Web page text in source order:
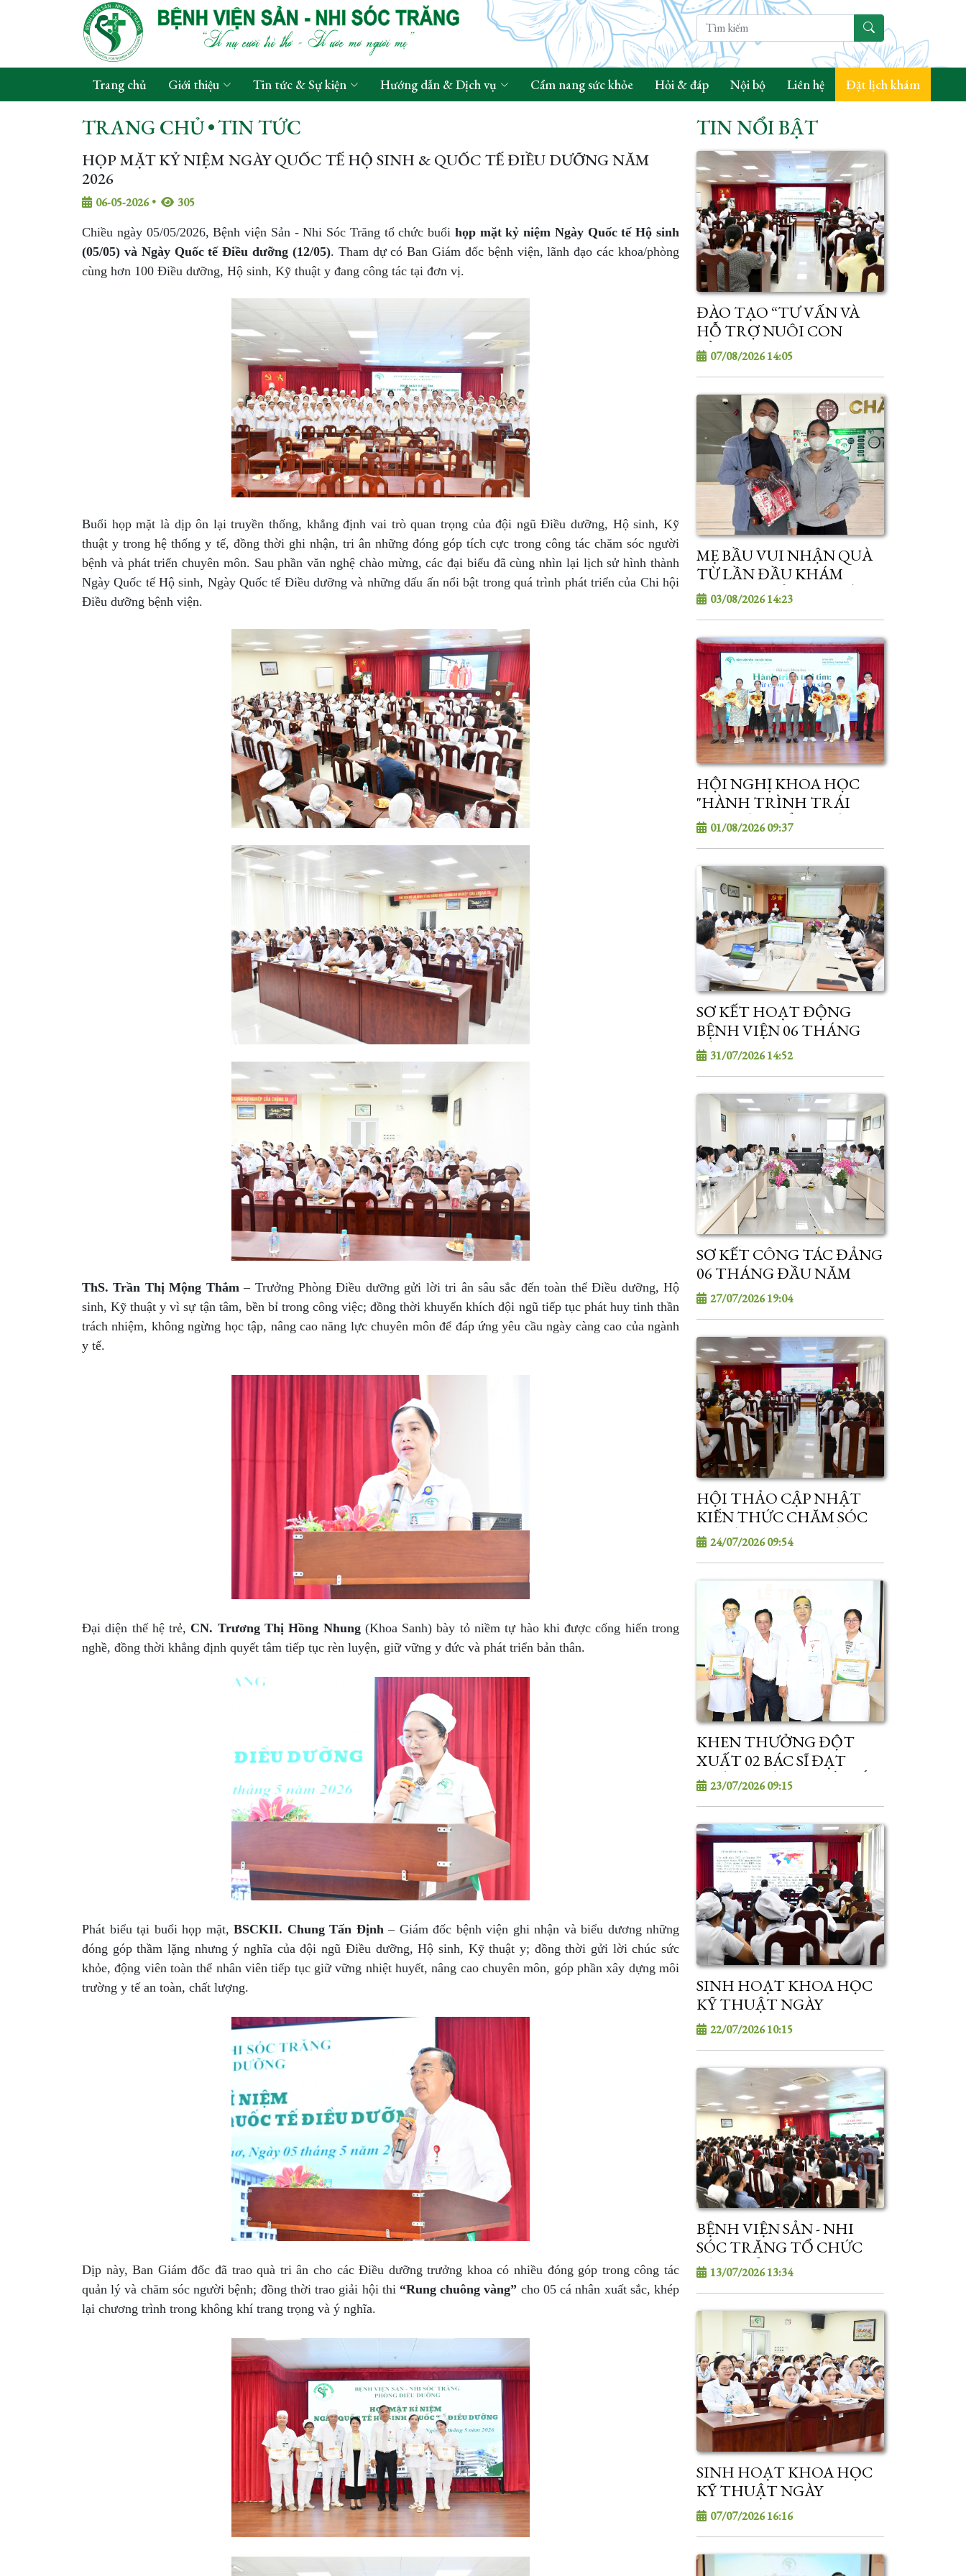
Trang chủ Giới thiệu Tin tức & Sự kiện Hướng dẫn & Dịch vụ Cẩm nang sức khỏe Hỏi & đáp Nội bộ Liên hệ Đặt lịch khám
TRANG CHỦ•TIN TỨC
HỌP MẶT KỶ NIỆM NGÀY QUỐC TẾ HỘ SINH & QUỐC TẾ ĐIỀU DƯỠNG NĂM
2026
06-05-2026 • 305
Chiều ngày 05/05/2026, Bệnh viện Sản - Nhi Sóc Trăng tổ chức buổi họp mặt kỷ niệm Ngày Quốc tế Hộ sinh
(05/05) và Ngày Quốc tế Điều dưỡng (12/05). Tham dự có Ban Giám đốc bệnh viện, lãnh đạo các khoa/phòng
cùng hơn 100 Điều dưỡng, Hộ sinh, Kỹ thuật y đang công tác tại đơn vị.
Buổi họp mặt là dịp ôn lại truyền thống, khẳng định vai trò quan trọng của đội ngũ Điều dưỡng, Hộ sinh, Kỹ
thuật y trong hệ thống y tế, đồng thời ghi nhận, tri ân những đóng góp tích cực trong công tác chăm sóc người
bệnh và phát triển chuyên môn. Sau phần văn nghệ chào mừng, các đại biểu đã cùng nhìn lại lịch sử hình thành
Ngày Quốc tế Hộ sinh, Ngày Quốc tế Điều dưỡng và những dấu ấn nổi bật trong quá trình phát triển của Chi hội
Điều dưỡng bệnh viện.
ThS. Trần Thị Mộng Thắm– Trưởng Phòng Điều dưỡng gửi lời tri ân sâu sắc đến toàn thể Điều dưỡng, Hộ
sinh, Kỹ thuật y vì sự tận tâm, bền bỉ trong công việc; đồng thời khuyến khích đội ngũ tiếp tục phát huy tinh thần
trách nhiệm, không ngừng học tập, nâng cao năng lực chuyên môn để đáp ứng yêu cầu ngày càng cao của ngành
y tế.
Đại diện thế hệ trẻ, CN. Trương Thị Hồng Nhung (Khoa Sanh) bày tỏ niềm tự hào khi được cống hiến trong
nghề, đồng thời khẳng định quyết tâm tiếp tục rèn luyện, giữ vững y đức và phát triển bản thân.
Phát biểu tại buổi họp mặt, BSCKII. Chung Tấn Định– Giám đốc bệnh viện ghi nhận và biểu dương những
đóng góp thầm lặng nhưng ý nghĩa của đội ngũ Điều dưỡng, Hộ sinh, Kỹ thuật y; đồng thời gửi lời chúc sức
khỏe, động viên toàn thể nhân viên tiếp tục giữ vững nhiệt huyết, nâng cao chuyên môn, góp phần xây dựng môi
trường y tế an toàn, chất lượng.
Dịp này, Ban Giám đốc đã trao quà tri ân cho các Điều dưỡng trưởng khoa có nhiều đóng góp trong công tác
quản lý và chăm sóc người bệnh; đồng thời trao giải hội thi “Rung chuông vàng” cho 05 cá nhân xuất sắc, khép
lại chương trình trong không khí trang trọng và ý nghĩa.
TIN NỔI BẬT
ĐÀO TẠO “TƯ VẤN VÀ
HỖ TRỢ NUÔI CON
BẰNG SỮA MẸ” CHO
NHÂN VIÊN Y TẾ
07/08/2026 14:05
MẸ BẦU VUI NHẬN QUÀ
TỪ LẦN ĐẦU KHÁM
THAI TẠI SẢN NHI SÓC
TRĂNG
03/08/2026 14:23
HỘI NGHỊ KHOA HỌC
"HÀNH TRÌNH TRÁI
TIM: TỪ CHẨN ĐOÁN
TIỀN SẢN ĐẾN ỔN ĐỊNH
SƠ SINH"
01/08/2026 09:37
SƠ KẾT HOẠT ĐỘNG
BỆNH VIỆN 06 THÁNG
ĐẦU NĂM 2026
31/07/2026 14:52
SƠ KẾT CÔNG TÁC ĐẢNG
06 THÁNG ĐẦU NĂM
2026
27/07/2026 19:04
HỘI THẢO CẬP NHẬT
KIẾN THỨC CHĂM SÓC
NGƯỜI BỆNH - THÁNG
07/2026
24/07/2026 09:54
KHEN THƯỞNG ĐỘT
XUẤT 02 BÁC SĨ ĐẠT
THÀNH TÍCH XUẤT SẮC
TRONG KỲ TUYỂN SINH
23/07/2026 09:15
SINH HOẠT KHOA HỌC
KỸ THUẬT NGÀY
21/07/2026
22/07/2026 10:15
BỆNH VIỆN SẢN - NHI
SÓC TRĂNG TỔ CHỨC
KỲ TUYỂN DỤNG VIÊN
CHỨC NĂM 2026
13/07/2026 13:34
SINH HOẠT KHOA HỌC
KỸ THUẬT NGÀY
07/07/2026
07/07/2026 16:16